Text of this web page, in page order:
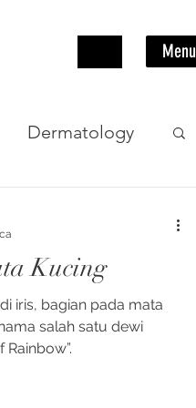
Menu
Dermatology
Kucing
iris, bagian pada mata
salah satu dewi